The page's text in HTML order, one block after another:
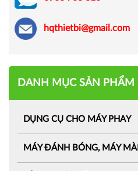
hqthietbi@gmail.com
DANH MỤC SẢN PHẨM
DỤNG CỤ CHO MÁY PHAY
MÁY ĐÁNH BÓNG, MÁY MÀI